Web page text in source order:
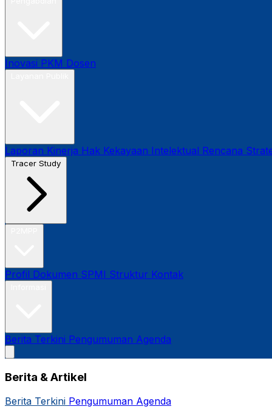
Inovasi PKM Dosen
Laporan Kinerja Hak Kekayaan Intelektual Rencana
Tracer Study
Profil Dokumen SPMI Struktur Kontak
Berita Terkini Pengumuman Agenda
Berita & Artikel
Berita Terkini Pengumuman Agenda